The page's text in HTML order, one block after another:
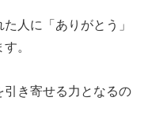
人に「ありがとう」
。
引き寄せる力となるの